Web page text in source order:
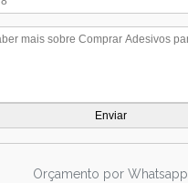
Orçamento por Whatsapp